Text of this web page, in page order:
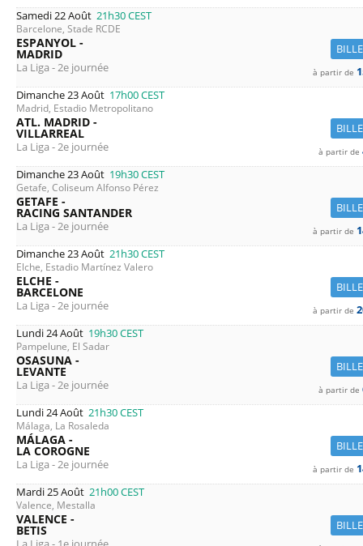
Samedi 22 Août 21h30CEST
Barcelone, Stade RCDE
ESPANYOL -
MADRID
La Liga - 2e journée à partir de
Dimanche 23 Août 17h00CEST
Madrid, Estadio Metropolitano
ATL. MADRID -
VILLARREAL
La Liga - 2e journée à partir de
Dimanche 23 Août 19h30CEST
Getafe, Coliseum Alfonso Pérez
GETAFE -
RACING SANTANDER
La Liga - 2e journée à partir de
Dimanche 23 Août 21h30CEST
Elche, Estadio Martínez Valero
ELCHE -
BARCELONE
La Liga - 2e journée à partir de
Lundi 24 Août 19h30CEST
Pampelune, El Sadar
OSASUNA -
LEVANTE
La Liga - 2e journée à partir de
Lundi 24 Août 21h30CEST
Málaga, La Rosaleda
MÁLAGA -
LA COROGNE
La Liga - 2e journée à partir de
Mardi 25 Août 21h00CEST
Valence, Mestalla
VALENCE -
BETIS